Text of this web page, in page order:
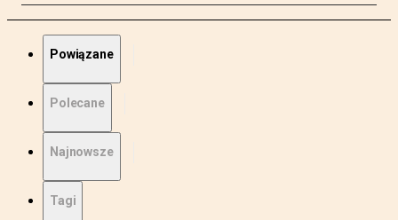
Powiązane
Polecane
Najnowsze
Tagi